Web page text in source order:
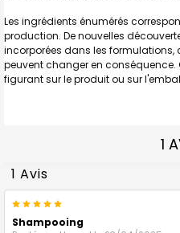
Les ingrédients énumérés
production. De nouvelles
incorporées dans les
peuvent changer en conséquence.
figurant sur le produit ou sur
1
1 Avis
5
Shampooing